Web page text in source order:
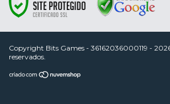
Copyright Bits Games - 36162036000119 -
reservados.